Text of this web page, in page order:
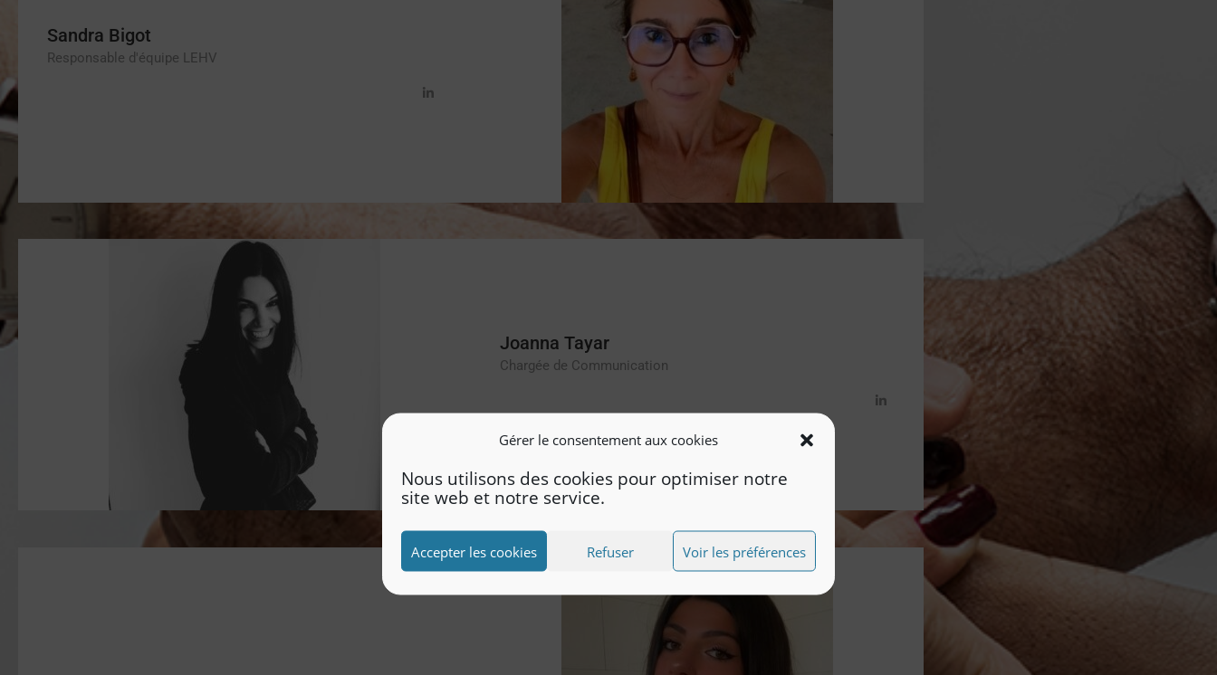
Gérer le consentement aux cookies
Nous utilisons des cookies pour optimiser notre
site web et notre service.
Accepter les cookies Refuser Voir les préférences
Sandra Bigot
Responsable d'équipe LEHV
Joanna Tayar
Chargée de Communication